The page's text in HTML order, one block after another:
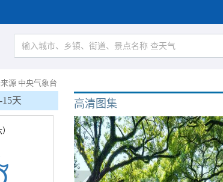
源 中央气象台
15天 高清图集